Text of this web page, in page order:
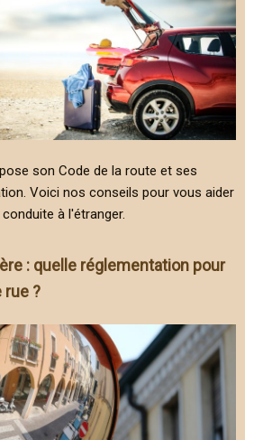
son Code de la route et ses
Voici nos conseils pour vous aider
à l'étranger.
: quelle réglementation pour
rue ?